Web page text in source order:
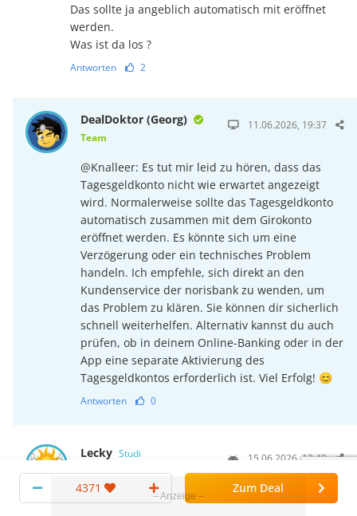
Das sollte ja angeblich automatisch mit eröffnet
werden.
Was ist da los ?
Antworten 2
DealDoktor (Georg)
Team
11.06.2026, 19:37
@Knalleer: Es tut mir leid zu hören, dass das
Tagesgeldkonto nicht wie erwartet angezeigt
wird. Normalerweise sollte das Tagesgeldkonto
automatisch zusammen mit dem Girokonto
eröffnet werden. Es könnte sich um eine
Verzögerung oder ein technisches Problem
handeln. Ich empfehle, sich direkt an den
Kundenservice der norisbank zu wenden, um
das Problem zu klären. Sie können dir sicherlich
schnell weiterhelfen. Alternativ kannst du auch
prüfen, ob in deinem Online-Banking oder in der
App eine separate Aktivierung des
Tagesgeldkontos erforderlich ist. Viel Erfolg! 😊
Antworten 0
Lecky Studi 15.06.2026, 13:40
Das kommt Zeitverzögerung. steht auch in der
Nachricht zur Eröffnung des Giro
4371 Zum Deal